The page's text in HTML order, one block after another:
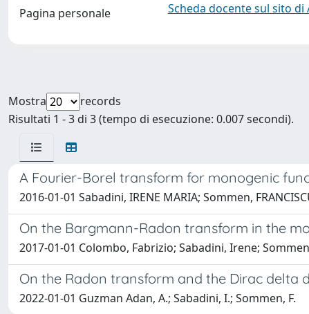
Pagina personale Scheda docente sul sito di
Mostra
records
Risultati 1 - 3 di 3 (tempo di esecuzione: 0.007 secondi).
A Fourier-Borel transform for monogenic
2016-01-01 Sabadini, IRENE MARIA; Sommen,
On the Bargmann-Radon transform in the
2017-01-01 Colombo, Fabrizio; Sabadini, Irene;
On the Radon transform and the Dirac delta
2022-01-01 Guzman Adan, A.; Sabadini, I.; Sommen, F.